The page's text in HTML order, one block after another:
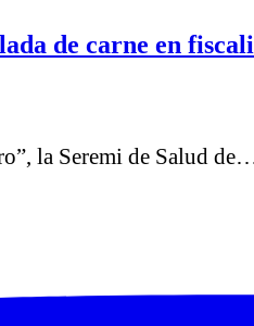
de carne en
la Seremi de Salud